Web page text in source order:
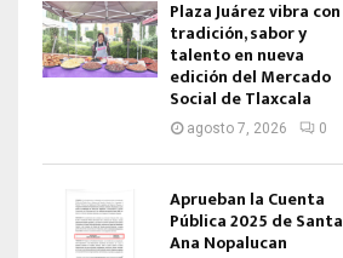
Plaza Juárez vibra con
tradición, sabor y
talento en nueva
edición del Mercado
Social de Tlaxcala
agosto 7, 2026 0
Aprueban la Cuenta
Pública 2025 de Santa
Ana Nopalucan